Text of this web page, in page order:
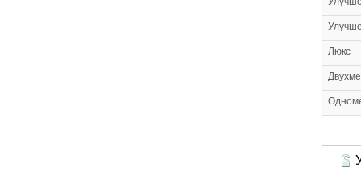
Люкс